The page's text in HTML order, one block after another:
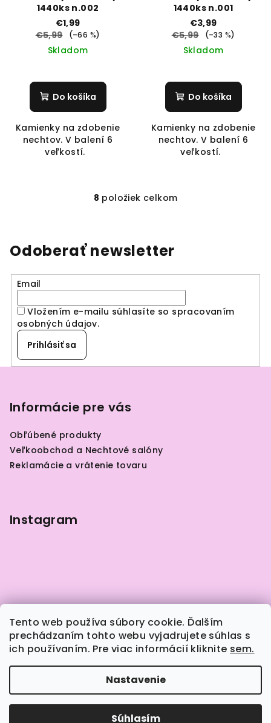
Tento web používa súbory cookie. Ďalším
prechádzaním tohto webu vyjadrujete súhlas s
ich používaním. Pre viac informácií kliknite sem.
Nastavenie
Súhlasím
1440ks n.002
€1,99
€5,99
(–66 %)
Skladom
Do košíka
Kamienky na zdobenie
nechtov. V balení 6
veľkostí.
1440ks n.001
€3,99
€5,99
(–33 %)
Skladom
Do košíka
Kamienky na zdobenie
nechtov. V balení 6
veľkostí.
O
á
d
a
c
i
e
k
s
u
8 položiek celkom
Odoberať newsletter
Email
Vložením e-mailu súhlasíte so spracovaním
osobných údajov.
Prihlásiť sa
Informácie pre vás
Obľúbené produkty
Veľkoobchod a Nechtové salóny
Reklamácie a vrátenie tovaru
Instagram
Sledovať na Instagrame